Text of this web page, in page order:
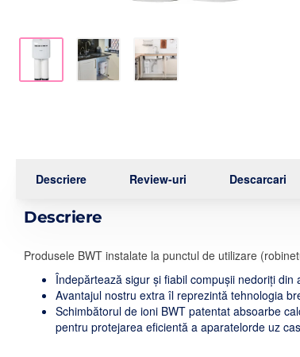
Descriere Review-uri Descarcari
Descriere
Produsele BWT instalate la punctul de utilizare
Îndepărtează sigur și fiabil compușii nedoriți
Avantajul nostru extra îl reprezintă tehnologia
Schimbătorul de ioni BWT patentat absoarbe
pentru protejarea eficientă a aparatelorde uz